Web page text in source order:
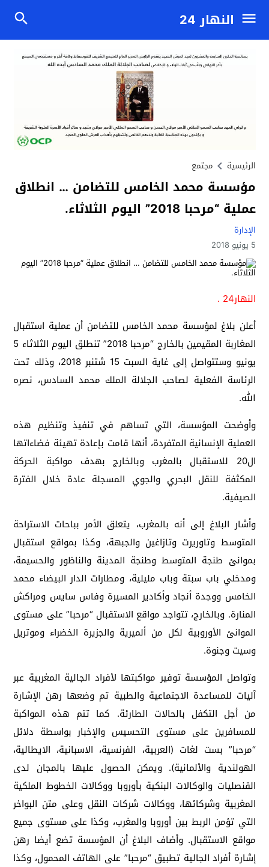
النهار 24
الرئيسية مجتمع
مؤسسة محمد الخامس للتضامن … انطلاق
عملية “مرحبا 2018” اليوم الثلاثاء.
الإدارة
5 يونيو 2018
النهار24 .
أعلن بلاغ لمؤسسة محمد الخامس للتضامن أن عملية استقبال
المغاربة المقيمين بالخارج “مرحبا 2018” تنطلق اليوم الثلاثاء 5
يونيو وستتواصل إلى غاية السبت 15 شتنبر 2018، وذلك تحت
الرئاسة الفعلية لصاحب الجلالة الملك محمد السادس، نصره
الله.
وأوضحت المؤسسة، التي تساهم في تنفيذ وتنظيم هذه
العملية الإنسانية المتفردة، أنها قامت بإعادة تهيئة فضاءاتها
ال20 للاستقبال بالمغرب وبالخارج بهدف مواكبة الحركة
المكثفة للنقل البحري والجوي المسجلة عادة خلال الفترة
الصيفية.
وأشار البلاغ إلى أنه بالمغرب، يتعلق الأمر بباحات الاستراحة
المتوسط وتاوريرت وتازاغين والجبهة، وكذا بمواقع استقبال
بموانئ طنجة المتوسط وطنجة المدينة والناظور والحسيمة،
ومدخلي باب سبتة وباب مليلية، ومطارات الدار البيضاء محمد
الخامس ووجدة أنجاد وأكادير المسيرة وفاس سايس ومراكش
المنارة. وبالخارج، تتواجد مواقع الاستقبال “مرحبا” على مستوى
الموانئ الأوروبية لكل من ألميرية والجزيرة الخضراء وموتريل
وسيت وجنوة.
وتواصل المؤسسة توفير مواكبتها لأفراد الجالية المغربية عبر
آليات للمساعدة الاجتماعية والطبية تم وضعها رهن الإشارة
من أجل التكفل بالحالات الطارئة. كما تتم هذه المواكبة
للمسافرين على مستوى التحسيس والإخبار بواسطة دلائل
“مرحبا” بست لغات (العربية، الفرنسية، الاسبانية، الايطالية،
الهولندية والألمانية). ويمكن الحصول عليها بالمجان لدى
القنصليات والوكالات البنكية بأوروبا ووكالات الخطوط الملكية
المغربية وشركائها، ووكالات شركات النقل وعلى متن البواخر
التي تؤمن الربط بين أوروبا والمغرب، وكذا على مستوى جميع
مواقع الاستقبال. وأضاف البلاغ أن المؤسسة تضع أيضا رهن
إشارة أفراد الجالية تطبيق “مرحبا” على الهاتف المحمول، وكذا